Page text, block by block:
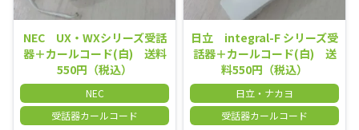
NEC UX・WXシリーズ受話
器＋カールコード(白) 送料
550円（税込）
NEC
受話器カールコード
日立 integral-F シリーズ受
話器＋カールコード(白) 送
料550円（税込）
日立・ナカヨ
受話器カールコード